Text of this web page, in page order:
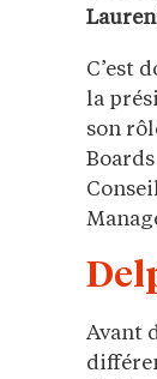
C’est
la
son
Avant